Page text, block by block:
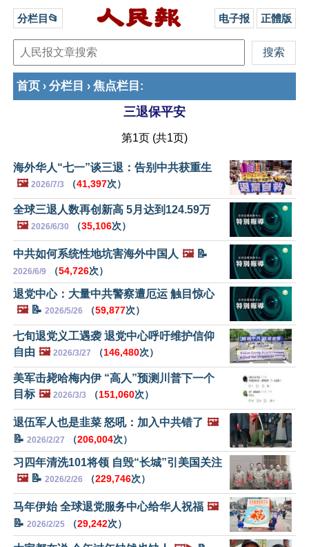
分栏目📂 电子报 正體版
首页 › 分栏目 › 焦点栏目 :
三退保平安
第1页 (共1页)
海外华人“七一”谈三退：告别中共获重生
🖼️ 2026/7/3 （41,397次）
全球三退人数再创新高 5月达到124.59万
🖼️ 2026/6/30 （35,106次）
中共如何系统性地坑害海外中国人 🖼️📝
2026/6/9 （54,726次）
退党中心：大量中共警察遭厄运 触目惊心
🖼️📝 2026/5/26 （59,877次）
七旬退党义工遇袭 退党中心呼吁维护信仰
自由 🖼️ 2026/3/27 （146,480次）
美军击毙哈梅内伊 “高人”预测川普下一个
目标 🖼️ 2026/3/3 （151,060次）
退伍军人也是韭菜 怒吼：加入中共错了 🖼️
📝 2026/2/27 （206,004次）
习四年清洗101将领 自毁“长城”引美国关注
🖼️📝 2026/2/26 （229,746次）
马年伊始 全球退党服务中心给华人祝福 🖼️
📝 2026/2/25 （29,242次）